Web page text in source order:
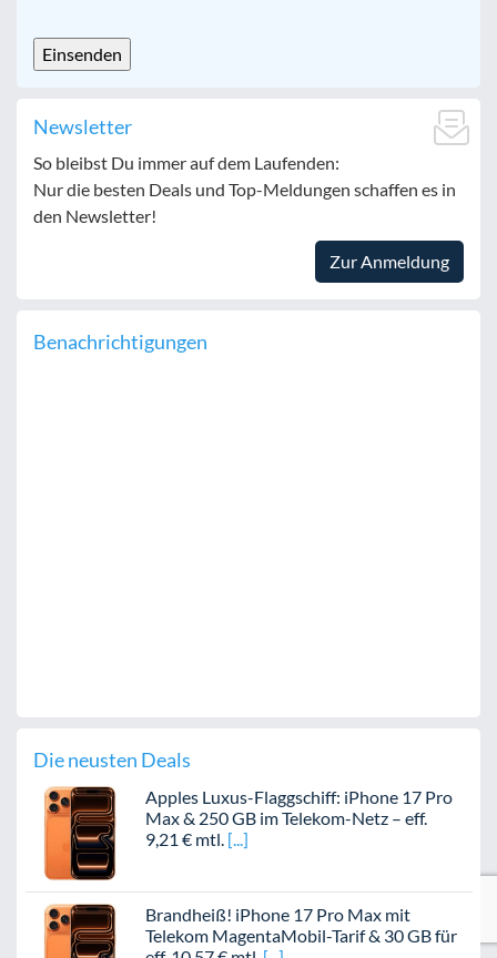
Newsletter
So bleibst Du immer auf dem Laufenden:
Nur die besten Deals und Top-Meldungen schaffen es in
den Newsletter!
Zur Anmeldung
Benachrichtigungen
Die neusten Deals
Apples Luxus-Flaggschiff: iPhone 17 Pro
Max & 250 GB im Telekom-Netz – eff.
9,21 € mtl.
Brandheiß! iPhone 17 Pro Max mit
Telekom MagentaMobil-Tarif & 30 GB für